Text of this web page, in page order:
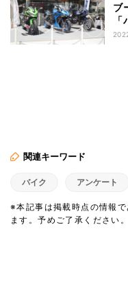
ブ
関連キーワード
バイク アンケート
※本記事は掲載時点の情報
ます。予めご了承ください。